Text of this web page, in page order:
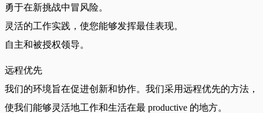
勇于在新挑战中冒风险。
灵活的工作实践，使您能够发挥最佳表现。
自主和被授权领导。
远程优先
我们的环境旨在促进创新和协作。我们采用远程优先的方法，
使我们能够灵活地工作和生活在最 productive 的地方。